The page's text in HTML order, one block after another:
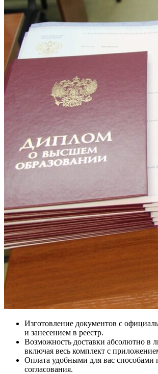
Изготовление документов с
и занесением в реестр.
Возможность доставки абсолютно в
включая весь комплект с
Оплата удобными для вас способами
согласования.